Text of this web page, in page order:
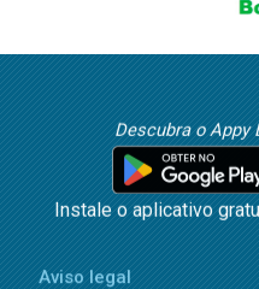
Descubra o Appy
Instale o aplicativo
Aviso legal